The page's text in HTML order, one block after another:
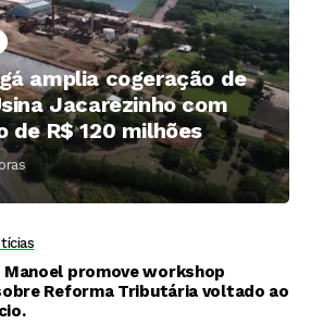
amplia cogeração de
Jacarezinho com
de R$ 120 milhões
Manoel promove workshop
Reforma Tributária voltado ao